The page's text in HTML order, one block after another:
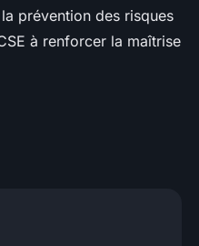
prévention des risques
à renforcer la maîtrise